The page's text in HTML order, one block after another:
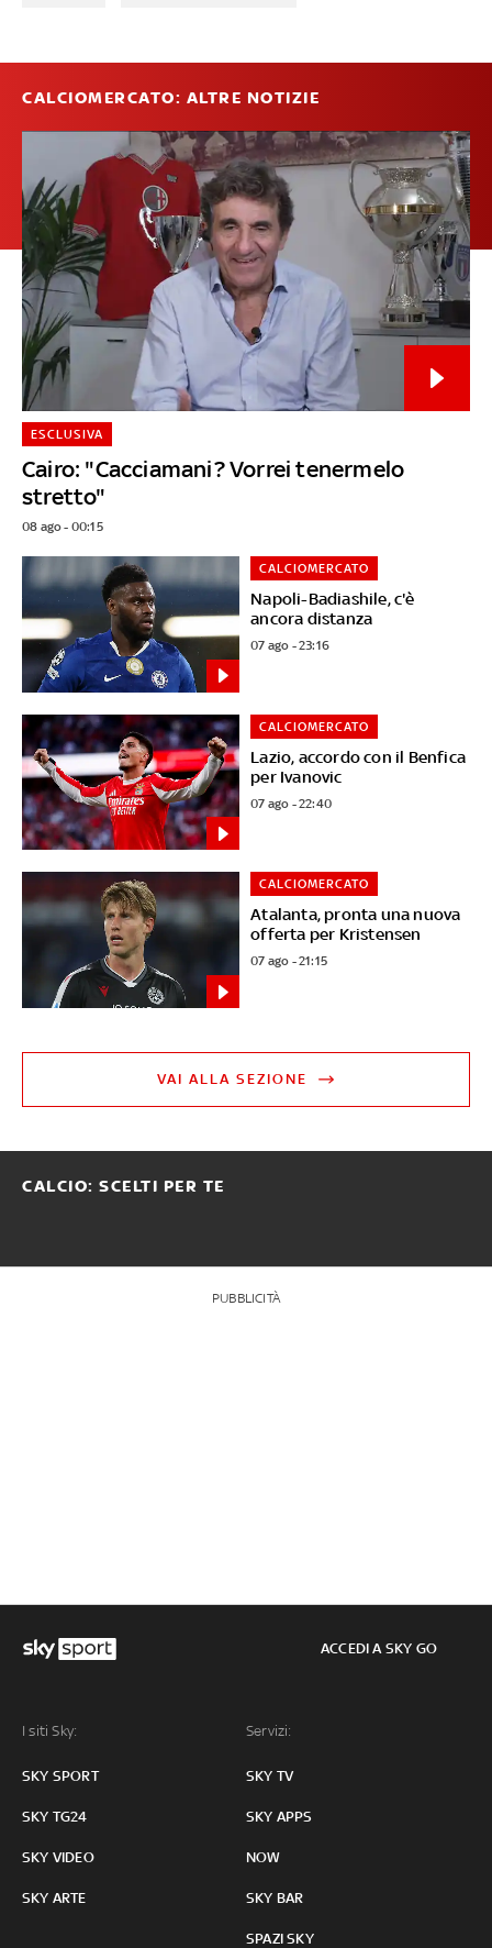
CALCIOMERCATO: ALTRE NOTIZIE
Cairo: "Cacciamani? Vorrei tenermelo
stretto"
ESCLUSIVA
08 ago - 00:15
Napoli-Badiashile, c'è
ancora distanza
CALCIOMERCATO
07 ago - 23:16
Lazio, accordo con il Benfica
per Ivanovic
CALCIOMERCATO
07 ago - 22:40
Atalanta, pronta una nuova
offerta per Kristensen
CALCIOMERCATO
07 ago - 21:15
VAI ALLA SEZIONE
CALCIO: SCELTI PER TE
PUBBLICITÀ
I siti Sky:
SKY SPORT
SKY TG24
SKY VIDEO
SKY ARTE
Servizi:
SKY TV
SKY APPS
NOW
SKY BAR
SPAZI SKY
ACCEDI A SKY GO